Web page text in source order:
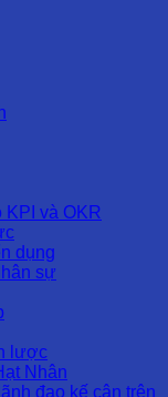
KPI và OKR
dụng
sự
lược
Nhân
đạo kế cận trên